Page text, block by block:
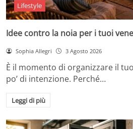
Lifestyle
Idee contro la noia per i tuoi
Sophia Allegri 3 Agosto 2026
È il momento di organizzare il
po’ di intenzione. Perché…
Leggi di più